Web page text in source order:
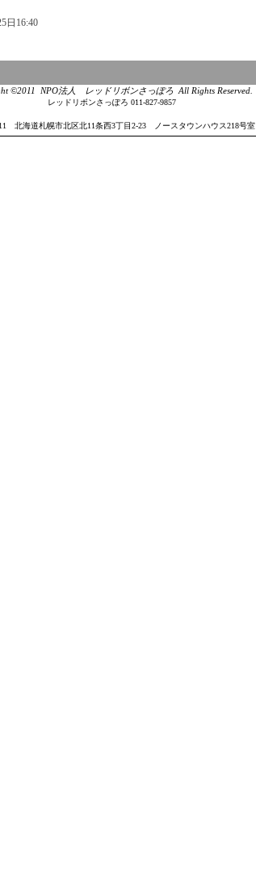
日16:40
©2011 NPO法人 レッドリボンさっぽろ All Rights Reserved.
レッドリボンさっぽろ 011-827-9857
北海道札幌市北区北11条西3丁目2-23 ノースタウンハウス218号室